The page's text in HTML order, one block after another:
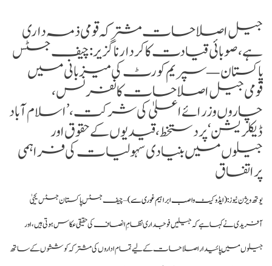
جیل اصلاحات مشترکہ قومی ذمہ داری
ہے، صوبائی قیادت کا کردار ناگزیر: چیف جسٹس
پاکستان — سپریم کورٹ کی میزبانی میں
قومی جیل اصلاحات کانفرنس،
چاروں وزرائے اعلیٰ کی شرکت، ’اسلام آباد
ڈیکلریشن‘ پر دستخط، قیدیوں کے حقوق اور
جیلوں میں بنیادی سہولیات کی فراہمی
پر اتفاق
یوتھ ویژن نیوز: (ایڈوکیٹ واصب ابراہیم غوری سے)– چیف جسٹس پاکستان جسٹس یحییٰ
آفریدی نے کہا ہے کہ جیلیں فوجداری نظامِ انصاف کی حقیقی عکاس ہوتی ہیں، اور
جیلوں میں پائیدار اصلاحات کے لیے تمام اداروں کی مشترکہ کوششوں کے ساتھ